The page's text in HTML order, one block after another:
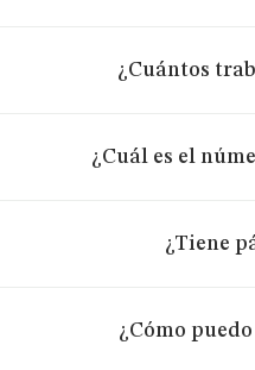
¿Cuántos
¿Cuál es el
¿Tiene
¿Cómo